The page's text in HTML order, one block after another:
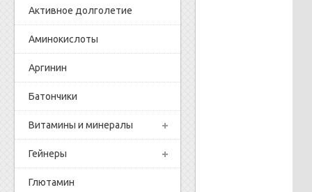
Активное долголетие
Аминокислоты
Аргинин
Батончики
Витамины и минералы
Гейнеры
Глютамин